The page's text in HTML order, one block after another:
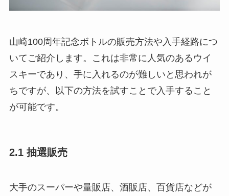
山崎100周年記念ボトルの販売方法や入手経路につ
いてご紹介します。これは非常に人気のあるウイ
スキーであり、手に入れるのが難しいと思われが
ちですが、以下の方法を試すことで入手すること
が可能です。
2.1 抽選販売
大手のスーパーや量販店、酒販店、百貨店などが